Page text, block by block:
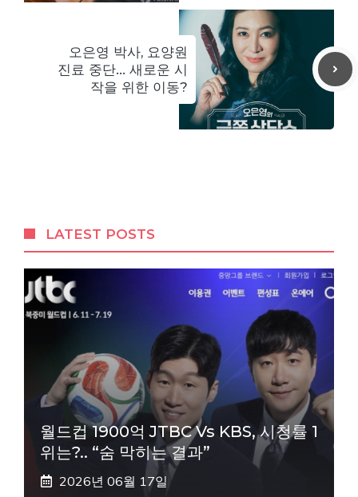
오은영 박사, 요양원
진료 중단… 새로운 시
작을 위한 이동?
LATEST POSTS
월드컵 1900억 JTBC Vs KBS, 시청률 1
위는?.. “숨 막히는 결과”
2026년 06월 17일